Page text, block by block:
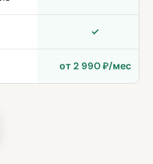
✓
от 2 990 ₽/мес